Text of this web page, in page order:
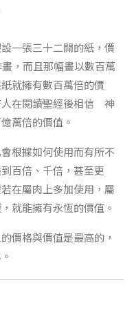
一張三十二開的紙，價
，而且那幅畫以數百萬
就擁有數百萬倍的價
人在閱讀聖經後相信 神
萬倍的價值。
根據如何使用而有所不
百倍、千倍，甚至更
在屬肉上多加使用，屬
就能擁有永恆的價值。
價格與價值是最高的，